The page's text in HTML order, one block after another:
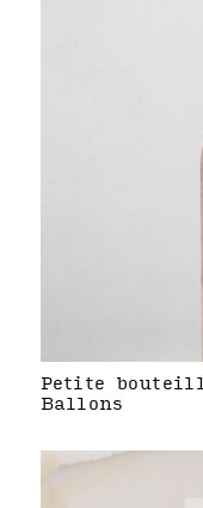
Petite
Ballons